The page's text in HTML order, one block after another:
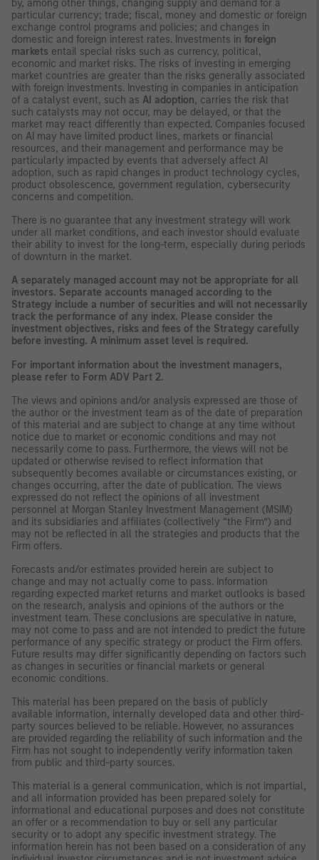
by, among other things, changing supply and demand for a
particular currency; trade; fiscal, money and domestic or foreign
exchange control programs and policies; and changes in
domestic and foreign interest rates. Investments in foreign
markets entail special risks such as currency, political,
economic and market risks. The risks of investing in emerging
market countries are greater than the risks generally associated
with foreign investments. Investing in companies in anticipation
of a catalyst event, such as AI adoption, carries the risk that
such catalysts may not occur, may be delayed, or that the
market may react differently than expected. Companies focused
on AI may have limited product lines, markets or financial
resources, and their management and performance may be
particularly impacted by events that adversely affect AI
adoption, such as rapid changes in product technology cycles,
product obsolescence, government regulation, cybersecurity
concerns and competition.
There is no guarantee that any investment strategy will work
under all market conditions, and each investor should evaluate
their ability to invest for the long-term, especially during periods
of downturn in the market.
A separately managed account may not be appropriate for all
investors. Separate accounts managed according to the
Strategy include a number of securities and will not necessarily
track the performance of any index. Please consider the
investment objectives, risks and fees of the Strategy carefully
before investing. A minimum asset level is required.
For important information about the investment managers,
please refer to Form ADV Part 2.
The views and opinions and/or analysis expressed are those of
the author or the investment team as of the date of preparation
of this material and are subject to change at any time without
notice due to market or economic conditions and may not
necessarily come to pass. Furthermore, the views will not be
updated or otherwise revised to reflect information that
subsequently becomes available or circumstances existing, or
changes occurring, after the date of publication. The views
expressed do not reflect the opinions of all investment
personnel at Morgan Stanley Investment Management (MSIM)
and its subsidiaries and affiliates (collectively “the Firm”) and
may not be reflected in all the strategies and products that the
Firm offers.
Forecasts and/or estimates provided herein are subject to
change and may not actually come to pass. Information
regarding expected market returns and market outlooks is based
on the research, analysis and opinions of the authors or the
investment team. These conclusions are speculative in nature,
may not come to pass and are not intended to predict the future
performance of any specific strategy or product the Firm offers.
Future results may differ significantly depending on factors such
as changes in securities or financial markets or general
economic conditions.
This material has been prepared on the basis of publicly
available information, internally developed data and other third-
party sources believed to be reliable. However, no assurances
are provided regarding the reliability of such information and the
Firm has not sought to independently verify information taken
from public and third-party sources.
This material is a general communication, which is not impartial,
and all information provided has been prepared solely for
informational and educational purposes and does not constitute
an offer or a recommendation to buy or sell any particular
security or to adopt any specific investment strategy. The
information herein has not been based on a consideration of any